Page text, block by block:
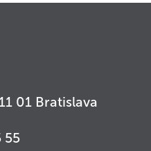
01 Bratislava
55